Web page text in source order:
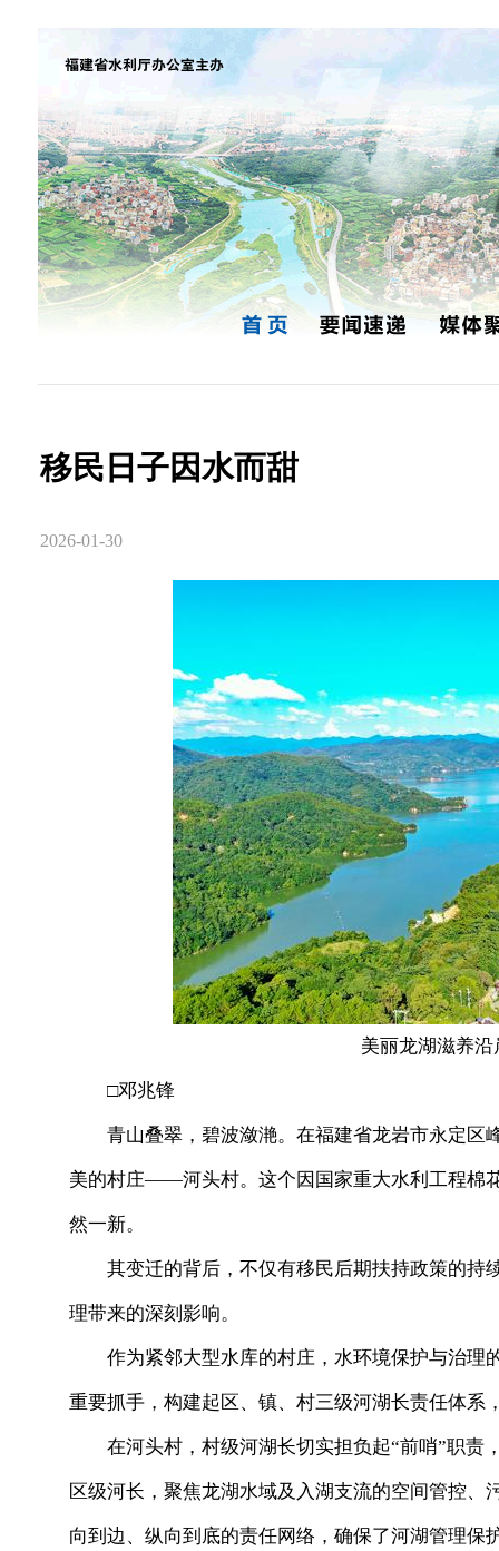
移民日子因水而甜
2026-01-30
美丽龙湖滋养
□邓兆锋
青山叠翠，碧波潋滟。在福建省龙岩市永定区
美的村庄——河头村。这个因国家重大水利工程棉
然一新。
其变迁的背后，不仅有移民后期扶持政策的持
理带来的深刻影响。
作为紧邻大型水库的村庄，水环境保护与治理
重要抓手，构建起区、镇、村三级河湖长责任体系
在河头村，村级河湖长切实担负起“前哨”职责
区级河长，聚焦龙湖水域及入湖支流的空间管控
向到边、纵向到底的责任网络，确保了河湖管理保